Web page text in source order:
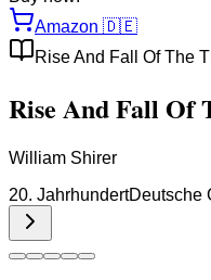
Amazon 🇩🇪
Rise And Fall Of The
Rise And Fall Of
William Shirer
20. JahrhundertDeutsche